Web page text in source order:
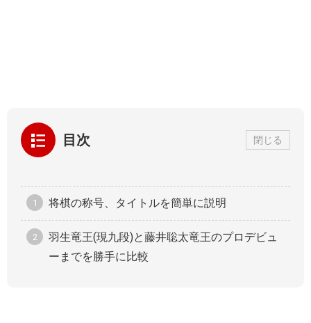
目次 閉じる
将棋の称号、タイトルを簡単に説明
羽生竜王(現九段)と藤井聡太竜王のプロデビュ
ーまでを勝手に比較